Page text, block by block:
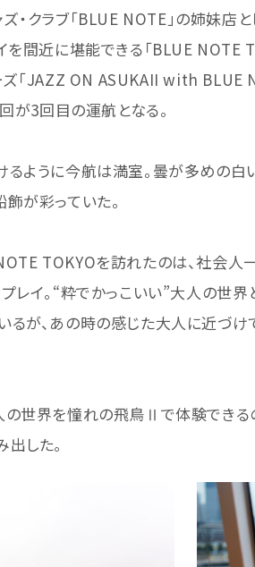
・クラブ「BLUE NOTE」の姉妹店
を間近に堪能できる「BLUE NOTE
「JAZZ ON ASUKAII with BLUE
が3回目の運航となる。
ように今航は満室。曇が多めの
が彩っていた。
TOKYOを訪れたのは、社会人
レイ。“粋でかっこいい”大人の世
が、あの時の感じた大人に近づ
世界を憧れの飛鳥Ⅱで体験できる
した。